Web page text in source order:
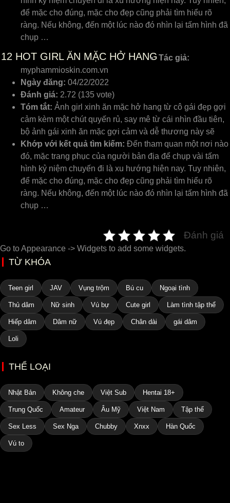
để mặc cho đúng, mặc cho đẹp cũng phải tìm hiểu rõ
ràng. Nếu không, đến một lúc nào đó nhìn lại tấm hình đã
chụp …
12 HOT GIRL ĂN MẶC HỞ HANG Tác giả:
myphammioskin.com.vn
Ngày đăng: 04/22/2022
Đánh giá: 2.72 (135 vote)
Tóm tắt: Ảnh girl xinh ăn mặc hở hang từ cô gái đẹp gợi
cảm kèm một chút quyến rủ, say mê từ cái nhìn đầu tiên,
bộ ảnh gái xinh ăn mặc gợi cảm và dễ thương này sẽ
Khớp với kết quả tìm kiếm: Đến tham quan một nơi nào
đó, mặc trang phục của người bản địa để chụp vài tấm
hình kỷ niệm chuyến đi là xu hướng hiện nay. Tuy nhiên,
để mặc cho đúng, mặc cho đẹp cũng phải tìm hiểu rõ
ràng. Nếu không, đến một lúc nào đó nhìn lại tấm hình đã
chụp …
Đánh giá
Go to Appearance -> Widgets to add some widgets.
TỪ KHÓA
Teen girl JAV Vụng trộm Bú cu Ngoại tình
Thủ dâm Nữ sinh Vú bự Cute girl Làm tình tập thể
Hiếp dâm Dâm nữ Vú đẹp Chân dài gái dâm
Loli
THỂ LOẠI
Nhật Bản Không che Việt Sub Hentai 18+
Trung Quốc Amateur Âu Mỹ Việt Nam Tập thể
Sex Less Sex Nga Chubby Xnxx Hàn Quốc
Vú to